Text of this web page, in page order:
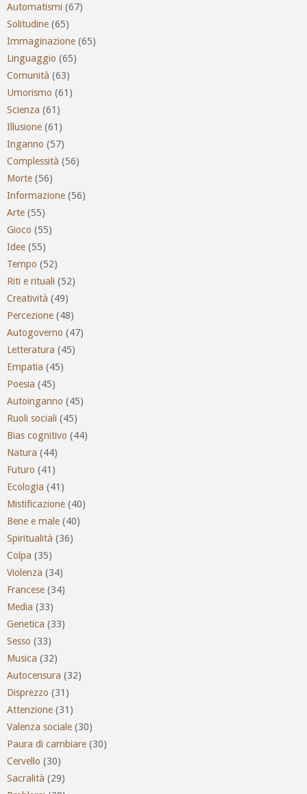
Automatismi (67)
Solitudine (65)
Immaginazione (65)
Linguaggio (65)
Comunità (63)
Umorismo (61)
Scienza (61)
Illusione (61)
Inganno (57)
Complessità (56)
Morte (56)
Informazione (56)
Arte (55)
Gioco (55)
Idee (55)
Tempo (52)
Riti e rituali (52)
Creatività (49)
Percezione (48)
Autogoverno (47)
Letteratura (45)
Empatia (45)
Poesia (45)
Autoinganno (45)
Ruoli sociali (45)
Bias cognitivo (44)
Natura (44)
Futuro (41)
Ecologia (41)
Mistificazione (40)
Bene e male (40)
Spiritualità (36)
Colpa (35)
Violenza (34)
Francese (34)
Media (33)
Genetica (33)
Sesso (33)
Musica (32)
Autocensura (32)
Disprezzo (31)
Attenzione (31)
Valenza sociale (30)
Paura di cambiare (30)
Cervello (30)
Sacralità (29)